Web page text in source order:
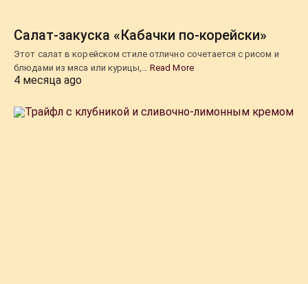
Салат-закуска «Кабачки по-корейски»
Этот салат в корейском стиле отлично сочетается с рисом и
блюдами из мяса или курицы,… Read More
4 месяца ago